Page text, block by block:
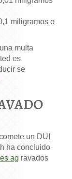
miligramos o
multa
es
se
un DUI
ha concluido
ag ravados